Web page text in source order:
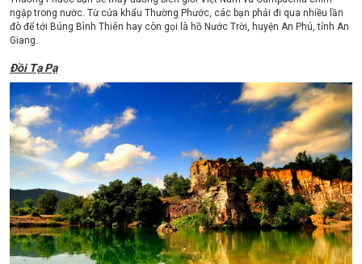
ngập trong nước. Từ cửa khẩu Thường Phước, các bạn phải đi qua nhiều lần
đò để tới Búng Bình Thiên hay còn gọi là hồ Nước Trời, huyện An Phú, tỉnh An
Giang.
Đồi Tạ Pạ